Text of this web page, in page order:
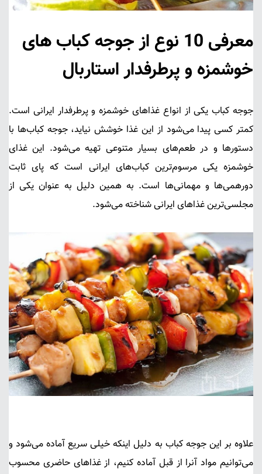
معرفی 10 نوع از جوجه کباب های
خوشمزه و پرطرفدار استاربال
جوجه کبابیکی از انواع غذاهای خوشمزه و پر‌طرفدار ایرانی است.
کمتر کسی پیدا می‌شود از این غذا خوشش نیاید، جوجه کباب‌ها با
دستورها و در طعم‌های بسیار متنوعی تهیه می‌شود. این غذای
خوشمزه یکی مرسوم‌ترین کباب‌های ایرانی است که پای ثابت
دورهمی‌ها و مهمانی‌ها است. به همین دلیل به عنوان یکی از
مجلسی‌ترین غذاهای ایرانی شناخته می‌شود.
علاوه بر این جوجه کباب به دلیل اینکه خیلی سریع آماده می‌شود و
می‌توانیم مواد آنرا از قبل آماده کنیم، از غذاهای حاضری محسوب